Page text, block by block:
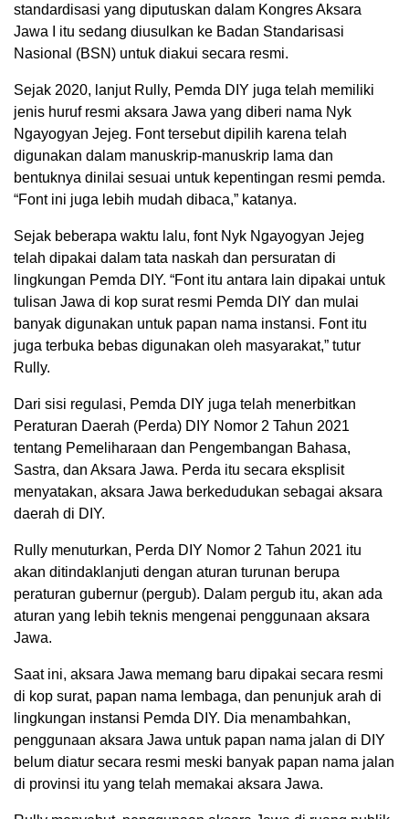
standardisasi yang diputuskan dalam Kongres Aksara
Jawa I itu sedang diusulkan ke Badan Standarisasi
Nasional (BSN) untuk diakui secara resmi.
Sejak 2020, lanjut Rully, Pemda DIY juga telah memiliki
jenis huruf resmi aksara Jawa yang diberi nama Nyk
Ngayogyan Jejeg. Font tersebut dipilih karena telah
digunakan dalam manuskrip-manuskrip lama dan
bentuknya dinilai sesuai untuk kepentingan resmi pemda.
“Font ini juga lebih mudah dibaca,” katanya.
Sejak beberapa waktu lalu, font Nyk Ngayogyan Jejeg
telah dipakai dalam tata naskah dan persuratan di
lingkungan Pemda DIY. “Font itu antara lain dipakai untuk
tulisan Jawa di kop surat resmi Pemda DIY dan mulai
banyak digunakan untuk papan nama instansi. Font itu
juga terbuka bebas digunakan oleh masyarakat,” tutur
Rully.
Dari sisi regulasi, Pemda DIY juga telah menerbitkan
Peraturan Daerah (Perda) DIY Nomor 2 Tahun 2021
tentang Pemeliharaan dan Pengembangan Bahasa,
Sastra, dan Aksara Jawa. Perda itu secara eksplisit
menyatakan, aksara Jawa berkedudukan sebagai aksara
daerah di DIY.
Rully menuturkan, Perda DIY Nomor 2 Tahun 2021 itu
akan ditindaklanjuti dengan aturan turunan berupa
peraturan gubernur (pergub). Dalam pergub itu, akan ada
aturan yang lebih teknis mengenai penggunaan aksara
Jawa.
Saat ini, aksara Jawa memang baru dipakai secara resmi
di kop surat, papan nama lembaga, dan penunjuk arah di
lingkungan instansi Pemda DIY. Dia menambahkan,
penggunaan aksara Jawa untuk papan nama jalan di DIY
belum diatur secara resmi meski banyak papan nama jalan
di provinsi itu yang telah memakai aksara Jawa.